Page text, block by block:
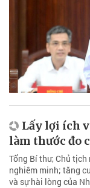
Lấy lợi ích
làm thước đo
Tổng Bí thư, Chủ
nghiêm minh; tăng
và sự hài lòng của